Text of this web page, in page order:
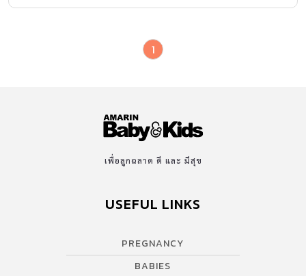
1
เพื่อลูกฉลาด ดี และ มีสุข
USEFUL LINKS
PREGNANCY
BABIES